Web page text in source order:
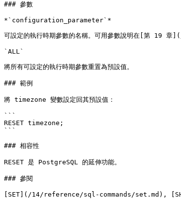
### 參數
*`configuration_parameter`*
可設定的執行時期參數的名稱。可用參數說明在[
`ALL`
將所有可設定的執行時期參數重置為預設值。
### 範例
將 timezone 變數設定回其預設值：
```
RESET timezone;
```
### 相容性
RESET 是 PostgreSQL 的延伸功能。
### 參閱
[SET](/14/reference/sql-commands/set.md),